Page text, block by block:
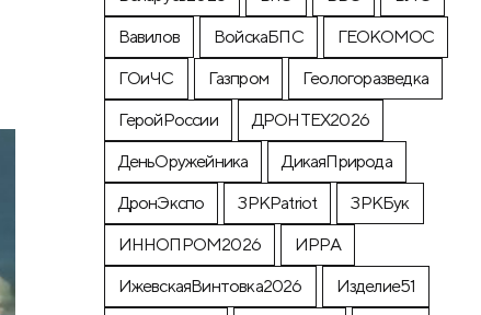
Вавилов
ВойскаБПС
ГЕОКОМОС
ГОиЧС
Газпром
Геологоразведка
ГеройРоссии
ДРОНТЕХ2026
ДеньОружейника
ДикаяПрирода
ДронЭкспо
ЗРКPatriot
ЗРКБук
ИННОПРОМ2026
ИРРА
ИжевскаяВинтовка2026
Изделие51